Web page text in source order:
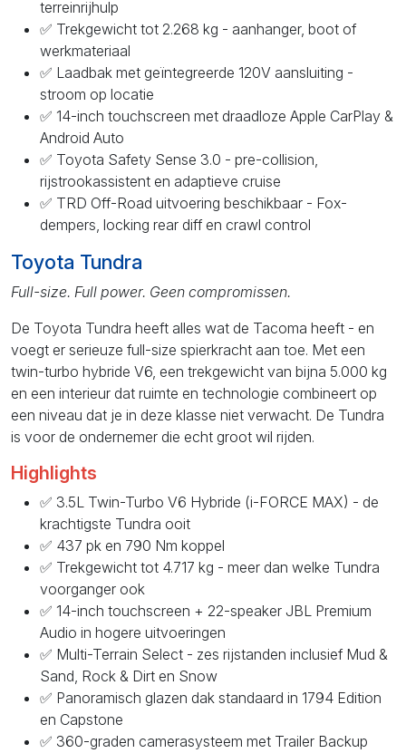
terreinrijhulp
✅ Trekgewicht tot 2.268 kg - aanhanger, boot of
werkmateriaal
✅ Laadbak met geïntegreerde 120V aansluiting -
stroom op locatie
✅ 14-inch touchscreen met draadloze Apple CarPlay &
Android Auto
✅ Toyota Safety Sense 3.0 - pre-collision,
rijstrookassistent en adaptieve cruise
✅ TRD Off-Road uitvoering beschikbaar - Fox-
dempers, locking rear diff en crawl control
Toyota Tundra
Full-size. Full power. Geen compromissen.
De Toyota Tundra heeft alles wat de Tacoma heeft - en
voegt er serieuze full-size spierkracht aan toe. Met een
twin-turbo hybride V6, een trekgewicht van bijna 5.000 kg
en een interieur dat ruimte en technologie combineert op
een niveau dat je in deze klasse niet verwacht. De Tundra
is voor de ondernemer die echt groot wil rijden.
Highlights
✅ 3.5L Twin-Turbo V6 Hybride (i-FORCE MAX) - de
krachtigste Tundra ooit
✅ 437 pk en 790 Nm koppel
✅ Trekgewicht tot 4.717 kg - meer dan welke Tundra
voorganger ook
✅ 14-inch touchscreen + 22-speaker JBL Premium
Audio in hogere uitvoeringen
✅ Multi-Terrain Select - zes rijstanden inclusief Mud &
Sand, Rock & Dirt en Snow
✅ Panoramisch glazen dak standaard in 1794 Edition
en Capstone
✅ 360-graden camerasysteem met Trailer Backup